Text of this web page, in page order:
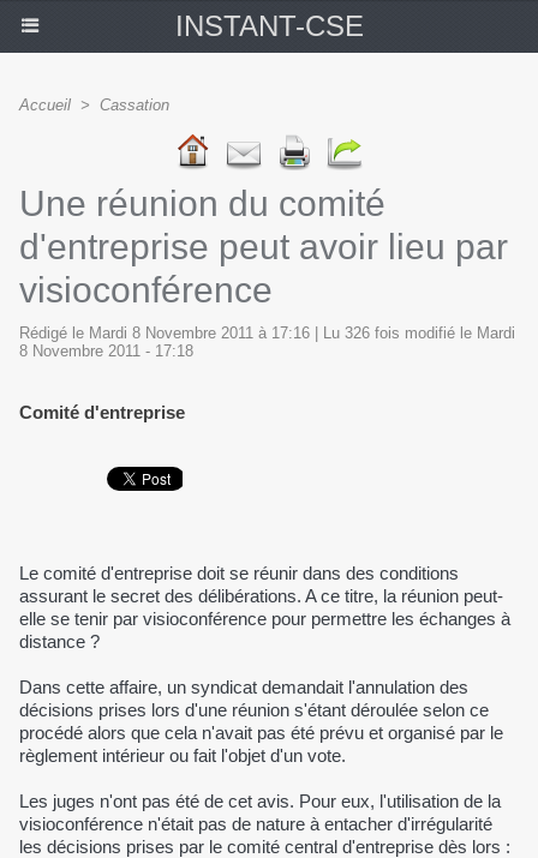
INSTANT-CSE
Accueil > Cassation
Une réunion du comité
d'entreprise peut avoir lieu par
visioconférence
Rédigé le Mardi 8 Novembre 2011 à 17:16 | Lu 326 fois modifié le Mardi
8 Novembre 2011 - 17:18
Comité d'entreprise
Le comité d'entreprise doit se réunir dans des conditions
assurant le secret des délibérations. A ce titre, la réunion peut-
elle se tenir par visioconférence pour permettre les échanges à
distance ?
Dans cette affaire, un syndicat demandait l'annulation des
décisions prises lors d'une réunion s'étant déroulée selon ce
procédé alors que cela n'avait pas été prévu et organisé par le
règlement intérieur ou fait l'objet d'un vote.
Les juges n'ont pas été de cet avis. Pour eux, l'utilisation de la
visioconférence n'était pas de nature à entacher d'irrégularité
les décisions prises par le comité central d'entreprise dès lors :